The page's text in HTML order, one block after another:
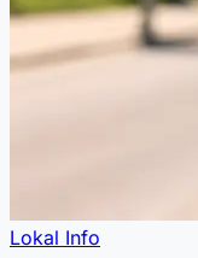
Lokal Info